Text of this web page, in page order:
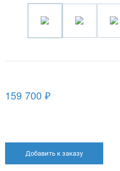
159 700 ₽
Добавить к заказу